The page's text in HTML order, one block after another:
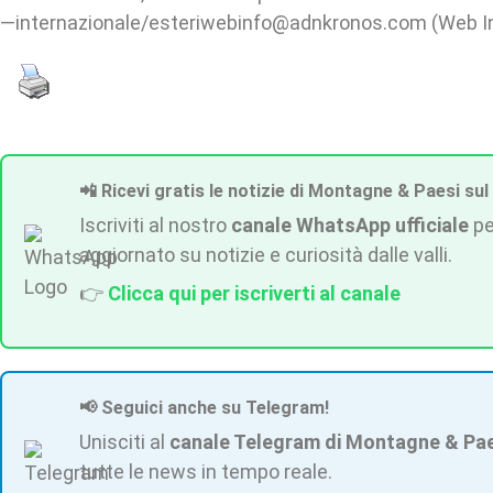
—internazionale/esteriwebinfo@adnkronos.com (Web
📲 Ricevi gratis le notizie di Montagne & Paesi
Iscriviti al nostro canale WhatsApp ufficiale
aggiornato su notizie e curiosità dalle valli.
👉 Clicca qui per iscriverti al canale
📢 Seguici anche su Telegram!
Unisciti al canale Telegram di Montagne &
tutte le news in tempo reale.